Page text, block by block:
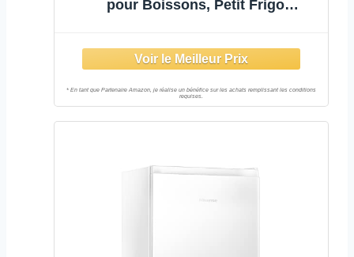
pour Boissons, Petit Frigo
Niveaux de Refroidissement,
Cosmetique, 5-15°C, 17L